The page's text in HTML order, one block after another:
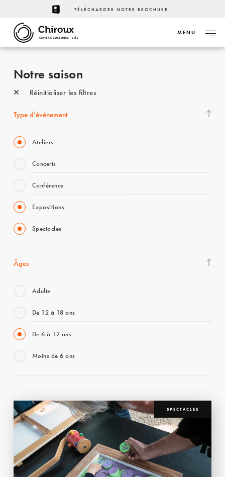
TÉLÉCHARGER NOTRE BROCHURE
CENTRE CULTUREL - LIÈGE
MENU
Notre saison
Réinitialiser les filtres
Type d’événement
Ateliers
Concerts
Conférence
Expositions
Spectacles
Âges
Adulte
De 12 à 18 ans
De 6 à 12 ans
Moins de 6 ans
SPECTACLES